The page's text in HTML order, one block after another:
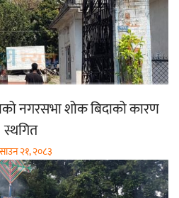
नगरसभा शोक बिदाको कारण
स्थगित
२१, २०८३